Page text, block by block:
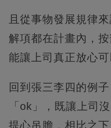
且從事物發展規律
解項都在計畫內，
能讓上司真正放心可
回到張三李四的例
「ok」，既讓上司
提心吊膽，相比之